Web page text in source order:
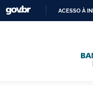
Skip to main content
ACESSO À